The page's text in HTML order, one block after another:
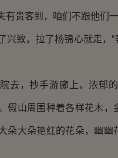
有贵客到，咱们不跟他们
致，拉了杨锦心就走，“
，抄手游廊上，浓郁的
假山周围种着各样花木
朵大朵艳红的花朵，幽